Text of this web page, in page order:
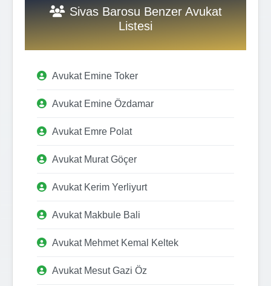
Sivas Barosu Benzer Avukat
Listesi
Avukat Emine Toker
Avukat Emine Özdamar
Avukat Emre Polat
Avukat Murat Göçer
Avukat Kerim Yerliyurt
Avukat Makbule Bali
Avukat Mehmet Kemal Keltek
Avukat Mesut Gazi Öz